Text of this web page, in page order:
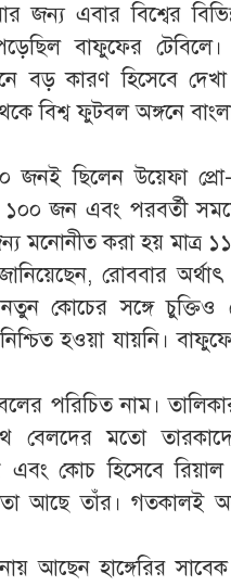
এবার বিশ্বের
বাফুফের টেবিলে।
বড় কারণ হিসেবে দেখা
বিশ্ব ফুটবল অঙ্গনে
ছিলেন উয়েফা প্রো-
১০০ জন এবং পরবর্তী
মনোনীত করা হয় মাত্র
রোববার
নতুন কোচের সঙ্গে চুক্তিও
হওয়া যায়নি।
পরিচিত নাম।
বেলদের মতো
এবং কোচ হিসেবে রিয়াল
আছে তাঁর। গতকালই
আছেন হাঙ্গেরির সাবেক